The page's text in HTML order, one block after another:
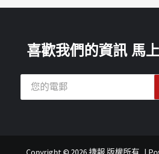
喜歡我們的資訊 馬
Copyright © 2026 捷報 版權所有 |